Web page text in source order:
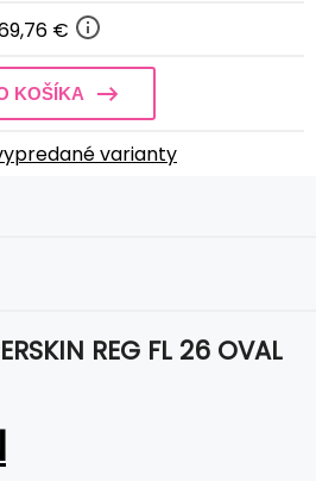
€
KOŠÍKA
varianty
REG FL 26 OVAL